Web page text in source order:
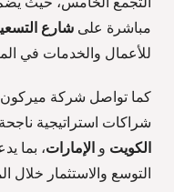
مباشرة على شارع
للأعمال والخدمات في
كما تواصل شركة ميركون
شراكات استراتيجية
الكويت و الإمارات، بما
التوسع والاستثمار خلال